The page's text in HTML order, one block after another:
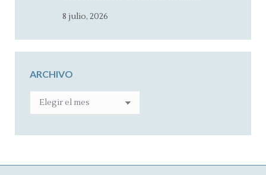
8 julio, 2026
ARCHIVO
ARCHIVO